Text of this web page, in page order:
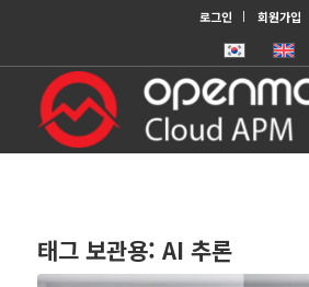
로그인 회원가입
태그 보관용: AI 추론